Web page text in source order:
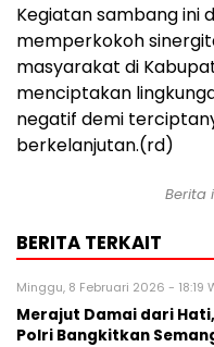
Kegiatan sambang ini
memperkokoh
masyarakat di
menciptakan
negatif demi
berkelanjutan.(rd)
Berita
BERITA TERKAIT
Minggu, 8 Februari 2026 - 18:19
Merajut Damai dari
Polri Bangkitkan